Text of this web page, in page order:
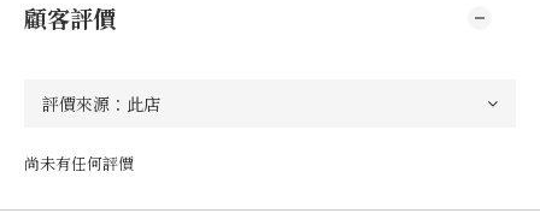
顧客評價
尚未有任何評價